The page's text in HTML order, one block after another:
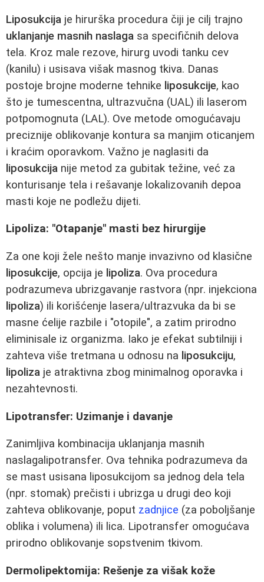
Liposukcija je hirurška procedura čiji je cilj trajno
uklanjanje masnih naslaga sa specifičnih delova
tela. Kroz male rezove, hirurg uvodi tanku cev
(kanilu) i usisava višak masnog tkiva. Danas
postoje brojne moderne tehnike liposukcije, kao
što je tumescentna, ultrazvučna (UAL) ili laserom
potpomognuta (LAL). Ove metode omogućavaju
preciznije oblikovanje kontura sa manjim oticanjem
i kraćim oporavkom. Važno je naglasiti da
liposukcija nije metod za gubitak težine, već za
konturisanje tela i rešavanje lokalizovanih depoa
masti koje ne podležu dijeti.
Lipoliza: "Otapanje" masti bez hirurgije
Za one koji žele nešto manje invazivno od klasične
liposukcije, opcija je lipoliza. Ova procedura
podrazumeva ubrizgavanje rastvora (npr. injekciona
lipoliza) ili korišćenje lasera/ultrazvuka da bi se
masne ćelije razbile i "otopile", a zatim prirodno
eliminisale iz organizma. Iako je efekat subtilniji i
zahteva više tretmana u odnosu na liposukciju,
lipoliza je atraktivna zbog minimalnog oporavka i
nezahtevnosti.
Lipotransfer: Uzimanje i davanje
Zanimljiva kombinacija uklanjanja masnih
naslagalipotransfer. Ova tehnika podrazumeva da
se mast usisana liposukcijom sa jednog dela tela
(npr. stomak) prečisti i ubrizga u drugi deo koji
zahteva oblikovanje, poput zadnjice (za poboljšanje
oblika i volumena) ili lica. Lipotransfer omogućava
prirodno oblikovanje sopstvenim tkivom.
Dermolipektomija: Rešenje za višak kože